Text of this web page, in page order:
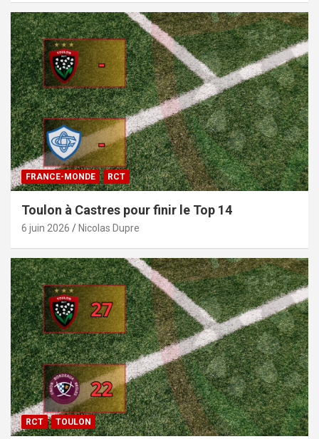
FRANCE-MONDE RCT
Toulon à Castres pour finir le Top 14
6 juin 2026 Nicolas Dupre
RCT TOULON